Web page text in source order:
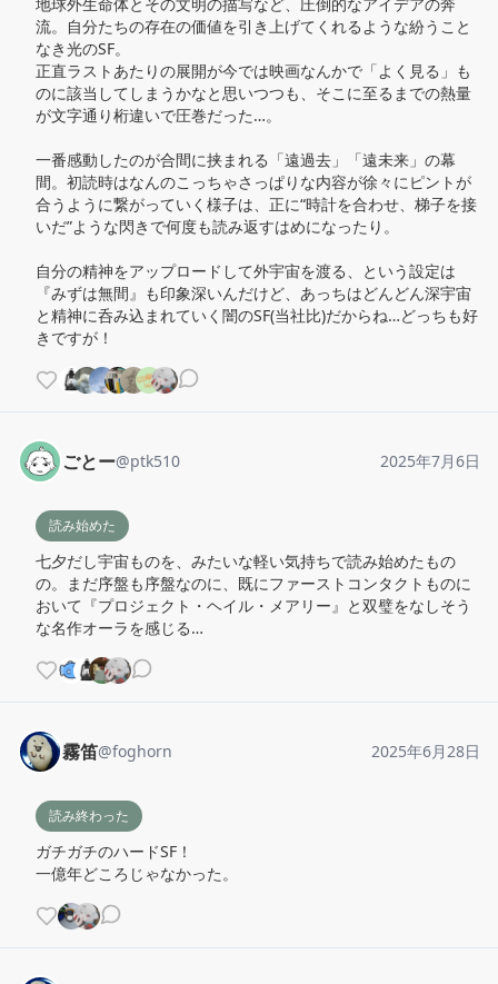
流。自分たちの存在の価値を引き上げてくれるような紛うこと
なき光のSF。
正直ラストあたりの展開が今では映画なんかで「よく見る」も
のに該当してしまうかなと思いつつも、そこに至るまでの熱量
が文字通り桁違いで圧巻だった…。
一番感動したのが合間に挟まれる「遠過去」「遠未来」の幕
間。初読時はなんのこっちゃさっぱりな内容が徐々にピントが
合うように繋がっていく様子は、正に“時計を合わせ、梯子を接
いだ”ような閃きで何度も読み返すはめになったり。
自分の精神をアップロードして外宇宙を渡る、という設定は
『みずは無間』も印象深いんだけど、あっちはどんどん深宇宙
と精神に呑み込まれていく闇のSF(当社比)だからね…どっちも好
きですが！
ごとー@ptk510 2025年7月6日
読み始めた
七夕だし宇宙ものを、みたいな軽い気持ちで読み始めたもの
の。まだ序盤も序盤なのに、既にファーストコンタクトものに
おいて『プロジェクト・ヘイル・メアリー』と双璧をなしそう
な名作オーラを感じる…
霧笛@foghorn 2025年6月28日
読み終わった
ガチガチのハードSF！
一億年どころじゃなかった。